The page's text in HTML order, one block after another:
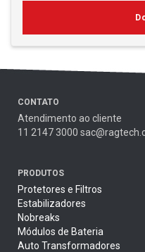
CONTATO
Atendimento ao cliente
11 2147 3000
PRODUTOS
Protetores e Filtros
Estabilizadores
Nobreaks
Módulos de Bateria
Auto Transformadores